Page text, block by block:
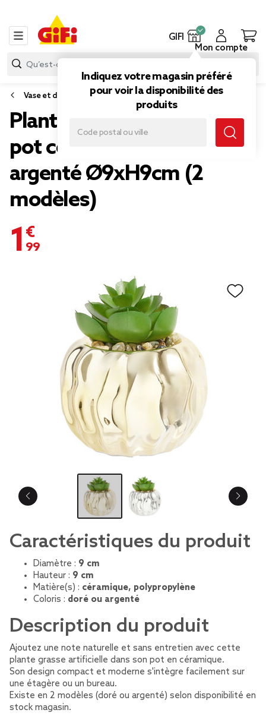
GIFI
Indiquez votre magasin préféré
pour voir la disponibilité des
produits
Mon compte
Vase et déco florale
Plante grasse artificielle
pot céramique doré ou
argenté Ø9xH9cm (2
modèles)
1,99 €
Caractéristiques du produit
Diamètre : 9 cm
Hauteur : 9 cm
Matière(s) : céramique, polypropylène
Coloris : doré ou argenté
Description du produit
Ajoutez une note naturelle et sans entretien avec cette
plante grasse artificielle dans son pot en céramique.
Son design compact et moderne s'intègre facilement sur
une étagère ou un bureau.
Existe en 2 modèles (doré ou argenté) selon disponibilité en
stock magasin.